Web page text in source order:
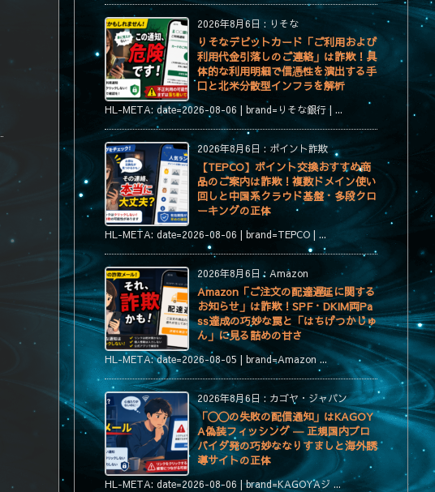
2026年8月6日 : りそな
りそなデビットカード「ご利用および
利用代金引落しのご連絡」は詐欺！具
体的な利用明細で信憑性を演出する手
口と北米分散型インフラを解析
HL-META: date=2026-08-06 | brand=りそな銀行 | ...
2026年8月6日 : ポイント詐欺
【TEPCO】ポイント交換おすすめ商
品のご案内は詐欺！複数ドメイン使い
回しと中国系クラウド基盤・多段クロ
ーキングの正体
HL-META: date=2026-08-06 | brand=TEPCO | ...
2026年8月6日 : Amazon
Amazon「ご注文の配達遅延に関する
お知らせ」は詐欺！SPF・DKIM両Pa
ss達成の巧妙な罠と「はちげつかじゅ
ん」に見る詰めの甘さ
HL-META: date=2026-08-05 | brand=Amazon ...
2026年8月6日 : カゴヤ・ジャパン
「〇〇の失敗の配信通知」はKAGOY
A偽装フィッシング ― 正規国内プロ
バイダ発の巧妙ななりすましと海外誘
導サイトの正体
HL-META: date=2026-08-06 | brand=KAGOYAジ ...